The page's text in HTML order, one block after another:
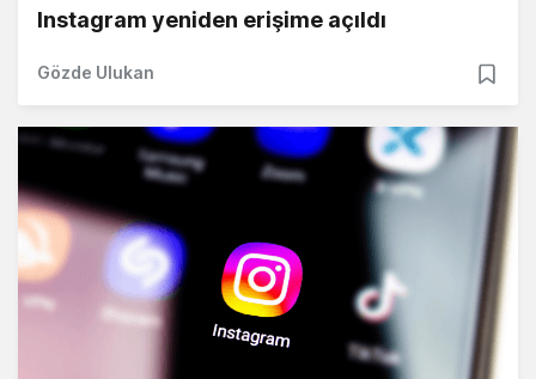
Instagram yeniden erişime açıldı
Gözde Ulukan